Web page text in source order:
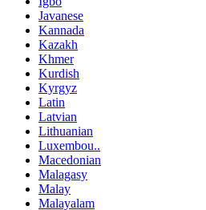
Javanese
Kannada
Kazakh
Khmer
Kurdish
Kyrgyz
Latin
Latvian
Lithuanian
Luxembou..
Macedonian
Malagasy
Malay
Malayalam